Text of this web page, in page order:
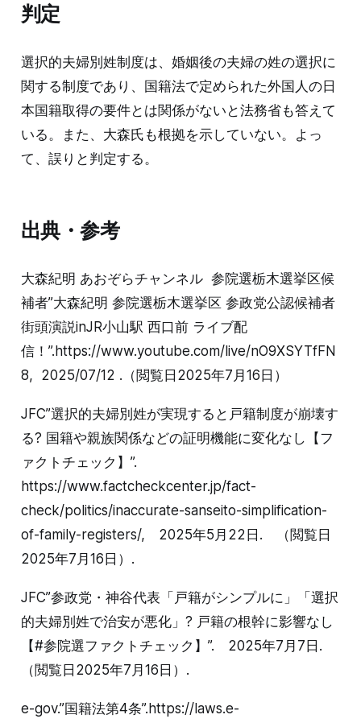
判定
選択的夫婦別姓制度は、婚姻後の夫婦の姓の選択に
関する制度であり、国籍法で定められた外国人の日
本国籍取得の要件とは関係がないと法務省も答えて
いる。また、大森氏も根拠を示していない。よっ
て、誤りと判定する。
出典・参考
大森紀明 あおぞらチャンネル 参院選栃木選挙区候
補者”大森紀明 参院選栃木選挙区 参政党公認候補者
街頭演説inJR小山駅 西口前 ライブ配
信！”.https://www.youtube.com/live/nO9XSYTfFN
8, 2025/07/12 .（閲覧日2025年7月16日）
JFC”選択的夫婦別姓が実現すると戸籍制度が崩壊す
る? 国籍や親族関係などの証明機能に変化なし【フ
ァクトチェック】”.
https://www.factcheckcenter.jp/fact-
check/politics/inaccurate-sanseito-simplification-
of-family-registers/, 2025年5月22日. （閲覧日
2025年7月16日）.
JFC”参政党・神谷代表「戸籍がシンプルに」「選択
的夫婦別姓で治安が悪化」? 戸籍の根幹に影響なし
【#参院選ファクトチェック】”. 2025年7月7日.
（閲覧日2025年7月16日）.
e-gov.”国籍法第4条”.https://laws.e-